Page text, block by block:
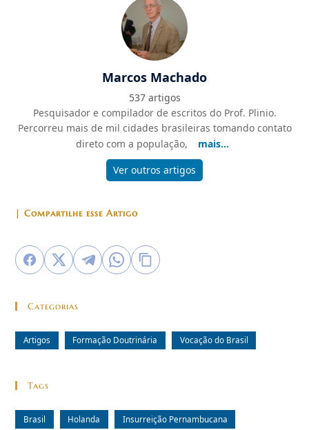
Marcos Machado
537 artigos
Pesquisador e compilador de escritos do Prof. Plinio.
Percorreu mais de mil cidades brasileiras tomando contato
direto com a população,
mais...
Ver outros artigos
| Compartilhe esse Artigo
Categorias
Artigos Formação Doutrinária Vocação do Brasil
Tags
Brasil Holanda Insurreição Pernambucana